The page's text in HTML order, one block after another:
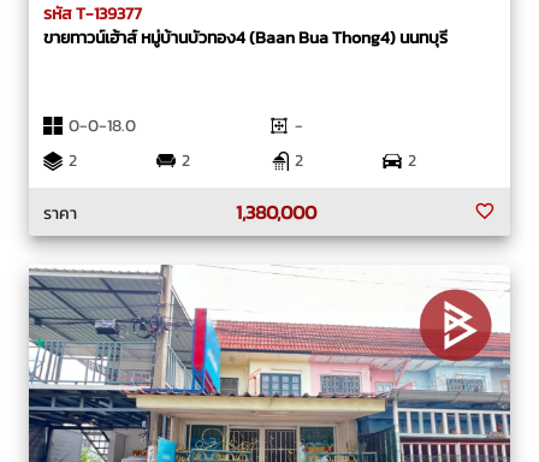
รหัส T-139377
ขายทาวน์เฮ้าส์ หมู่บ้านบัวทอง4 (Baan Bua Thong4) นนทบุรี
0-0-18.0
-
2
2 2
2
ราคา
1,380,000